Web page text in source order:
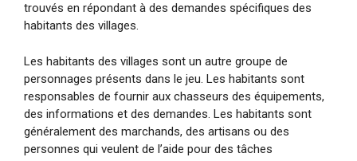
trouvés en répondant à des demandes spécifiques des
habitants des villages.
Les habitants des villages sont un autre groupe de
personnages présents dans le jeu. Les habitants sont
responsables de fournir aux chasseurs des équipements,
des informations et des demandes. Les habitants sont
généralement des marchands, des artisans ou des
personnes qui veulent de l’aide pour des tâches